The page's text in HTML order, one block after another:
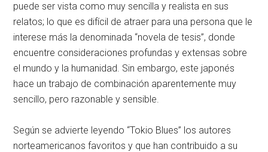
puede ser vista como muy sencilla y realista en sus
relatos; lo que es difícil de atraer para una persona que le
interese más la denominada “novela de tesis”, donde
encuentre consideraciones profundas y extensas sobre
el mundo y la humanidad. Sin embargo, este japonés
hace un trabajo de combinación aparentemente muy
sencillo, pero razonable y sensible.
Según se advierte leyendo “Tokio Blues” los autores
norteamericanos favoritos y que han contribuido a su